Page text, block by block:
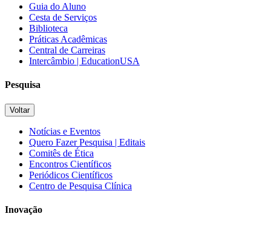
Guia do Aluno
Cesta de Serviços
Biblioteca
Práticas Acadêmicas
Central de Carreiras
Intercâmbio | EducationUSA
Pesquisa
Voltar
Notícias e Eventos
Quero Fazer Pesquisa | Editais
Comitês de Ética
Encontros Científicos
Periódicos Científicos
Centro de Pesquisa Clínica
Inovação